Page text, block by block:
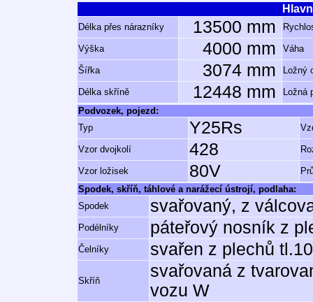
Délka přes nárazníky 13500 mm
Výška 4000 mm Váha
Šířka 3074 mm Ložný
Délka skříně 12448 mm
Ložná
Podvozek, pojezd:
Typ
Y25Rs
Vzor dvojkolí 428
Vzor ložisek 80V
Spodek, skříň, táhlové a narážecí ústrojí, podlaha:
Spodek
svařovaný, z
Podélníky páteřový nosník z
Čelníky svařen z plechů
Skříň
svařovaná z
vozu W